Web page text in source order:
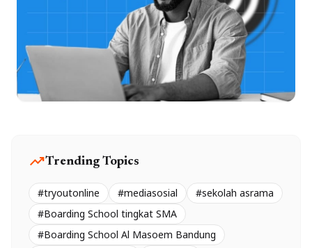
trending_upTrending Topics
#tryoutonline #mediasosial
#sekolah asrama
#Boarding School tingkat SMA
#Boarding School Al Masoem Bandung